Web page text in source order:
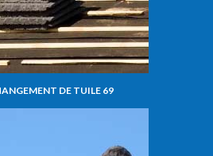
DE TUILE 69